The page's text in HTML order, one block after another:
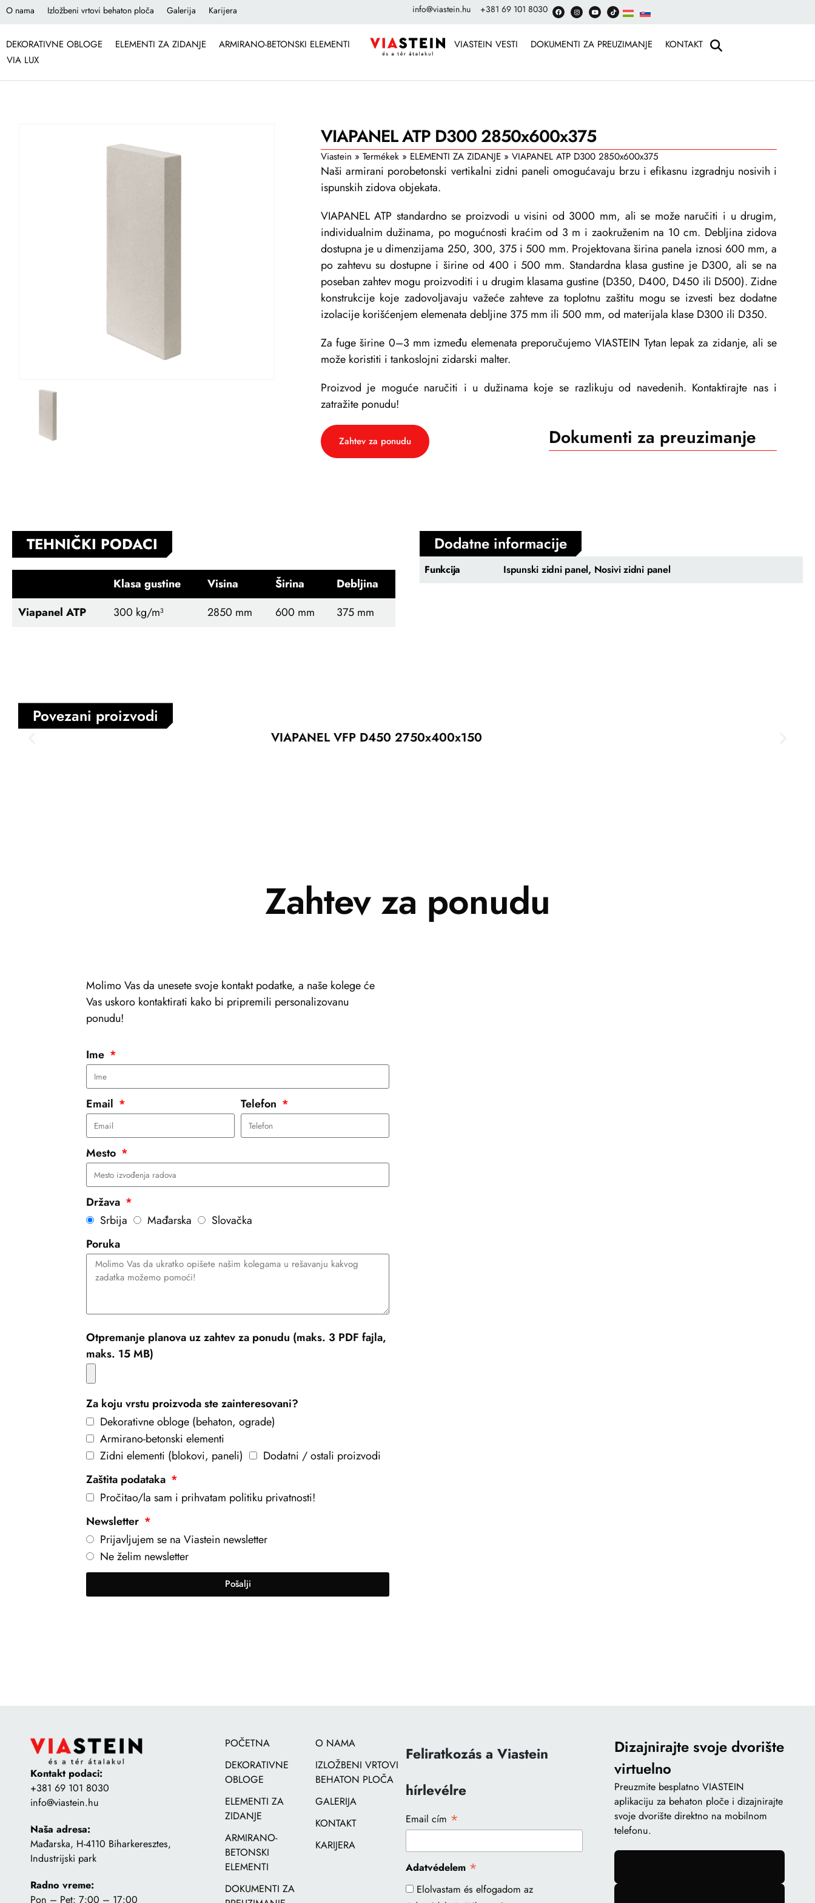
O nama Izložbeni vrtovi behaton ploča Galerija Karijera info@viastein.hu +381 69 101 8030
DEKORATIVNE OBLOGE ELEMENTI ZA ZIDANJE
ARMIRANO-BETONSKI ELEMENTI
VIA LUX
VIASTEIN VESTI DOKUMENTI ZA PREUZIMANJE KONTAKT
VIAPANEL ATP D300 2850x600x375
Viastein » Termékek» ELEMENTI ZA ZIDANJE» VIAPANEL ATP D300 2850x600x375
Naši armirani porobetonski vertikalni zidni paneli omogućavaju brzu i efikasnu izgradnju nosivih i
ispunskih zidova objekata.
VIAPANEL ATP standardno se proizvodi u visini od 3000 mm, ali se može naručiti i u drugim,
individualnim dužinama, po mogućnosti kraćim od 3 m i zaokruženim na 10 cm. Debljina zidova
dostupna je u dimenzijama 250, 300, 375 i 500 mm. Projektovana širina panela iznosi 600 mm, a
po zahtevu su dostupne i širine od 400 i 500 mm. Standardna klasa gustine je D300, ali se na
poseban zahtev mogu proizvoditi i u drugim klasama gustine (D350, D400, D450 ili D500). Zidne
konstrukcije koje zadovoljavaju važeće zahteve za toplotnu zaštitu mogu se izvesti bez dodatne
izolacije korišćenjem elemenata debljine 375 mm ili 500 mm, od materijala klase D300 ili D350.
Za fuge širine 0–3 mm između elemenata preporučujemo VIASTEIN Tytan lepak za zidanje, ali se
može koristiti i tankoslojni zidarski malter.
Proizvod je moguće naručiti i u dužinama koje se razlikuju od navedenih. Kontaktirajte nas i
zatražite ponudu!
Zahtev za ponudu Dokumenti za preuzimanje
TEHNIČKI PODACI
Klasa gustine Visina Širina
Debljina
Viapanel ATP
300 kg/m³ 2850 mm 600 mm 375 mm
Dodatne informacije
Funkcija Ispunski zidni panel, Nosivi zidni panel
Povezani proizvodi
VIAPANEL VFP D450 2750x400x150
Zahtev za ponudu
Molimo Vas da unesete svoje kontakt podatke, a naše kolege će
Vas uskoro kontaktirati kako bi pripremili personalizovanu
ponudu!
Ime
Email Telefon
Mesto
Država
Srbija
Mađarska
Slovačka
Poruka
Otpremanje planova uz zahtev za ponudu (maks. 3 PDF fajla,
maks. 15 MB)
Za koju vrstu proizvoda ste zainteresovani?
Dekorativne obloge (behaton, ograde)
Armirano-betonski elementi
Zidni elementi (blokovi, paneli)
Dodatni / ostali proizvodi
Zaštita podataka
Pročitao/la sam i prihvatam politiku privatnosti!
Newsletter
Prijavljujem se na Viastein newsletter
Ne želim newsletter
Pošalji
Kontakt podaci:
+381 69 101 8030
info@viastein.hu
Naša adresa:
Mađarska, H-4110 Biharkeresztes,
Industrijski park
Radno vreme:
Pon – Pet: 7:00 – 17:00
POČETNA
DEKORATIVNE
OBLOGE
ELEMENTI ZA
ZIDANJE
ARMIRANO-
BETONSKI
ELEMENTI
DOKUMENTI ZA
O NAMA
IZLOŽBENI VRTOVI
BEHATON PLOČA
GALERIJA
KONTAKT
KARIJERA
Feliratkozás a Viastein
hírlevélre
Email cím *
Adatvédelem *
Elolvastam és elfogadom az
Dizajnirajte svoje dvorište
virtuelno
Preuzmite besplatno VIASTEIN
aplikaciju za behaton ploče i dizajnirajte
svoje dvorište direktno na mobilnom
telefonu.